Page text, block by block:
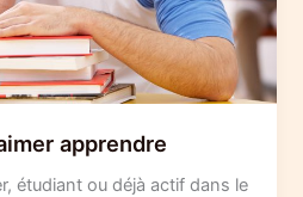
apprendre
étudiant ou déjà actif dans le